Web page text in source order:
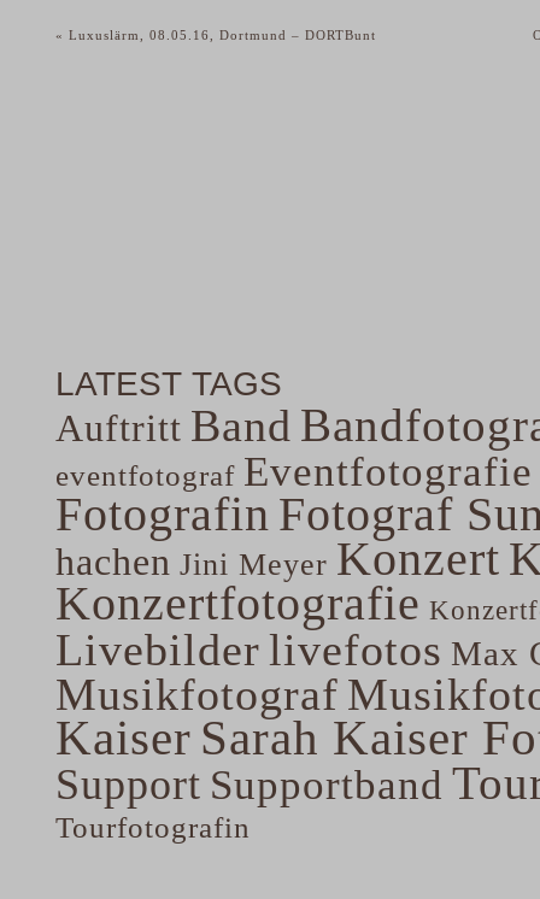
« Luxuslärm, 08.05.16, Dortmund – DORTBunt
LATEST TAGS
Auftritt Band
eventfotograf Eventfotografie
Fotografin Fotograf
hachen Jini Meyer Konzert
Konzertfotografie
Livebilderlivefotos Max
Musikfotograf
Kaiser Sarah Kaiser
Support Supportband
Tourfotografin